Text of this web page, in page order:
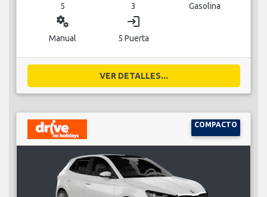
5 3 Gasolina
miscellaneous_services
Manual
login
5 Puerta
VER DETALLES...
COMPACTO